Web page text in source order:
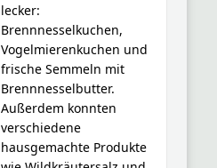
lecker:
Brennnesselkuchen,
Vogelmierenkuchen und
frische Semmeln mit
Brennnesselbutter.
Außerdem konnten
verschiedene
hausgemachte Produkte